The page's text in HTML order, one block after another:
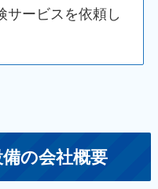
サービスを依頼し
の会社概要